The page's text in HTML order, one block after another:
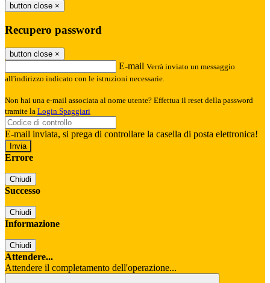
button close ×
Recupero password
button close ×
E-mail Verrà inviato un messaggio
all'indirizzo indicato con le istruzioni necessarie.
Non hai una e-mail associata al nome utente? Effettua il reset della password
tramite la Login Spaggiari
E-mail inviata, si prega di controllare la casella di posta elettronica!
Errore
Chiudi
Successo
Chiudi
Informazione
Chiudi
Attendere...
Attendere il completamento dell'operazione...